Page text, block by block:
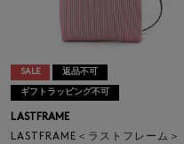
SALE 返品不可
ギフトラッピング不可
LASTFRAME
LASTFRAME＜ラストフレーム＞